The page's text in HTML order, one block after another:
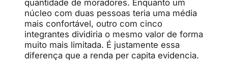
quantidade de moradores. Enquanto um
núcleo com duas pessoas teria uma média
mais confortável, outro com cinco
integrantes dividiria o mesmo valor de forma
muito mais limitada. É justamente essa
diferença que a renda per capita evidencia.